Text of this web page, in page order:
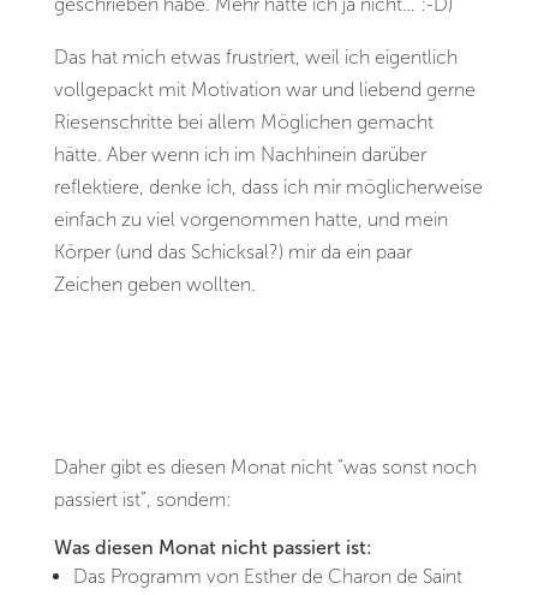
Das hat mich etwas frustriert, weil ich eigentlich
vollgepackt mit Motivation war und liebend gerne
Riesenschritte bei allem Möglichen gemacht
hätte. Aber wenn ich im Nachhinein darüber
reflektiere, denke ich, dass ich mir möglicherweise
einfach zu viel vorgenommen hatte, und mein
Körper (und das Schicksal?) mir da ein paar
Zeichen geben wollten.
Daher gibt es diesen Monat nicht “was sonst noch
passiert ist”, sondern:
Was diesen Monat nicht passiert ist:
Das Programm von Esther de Charon de Saint